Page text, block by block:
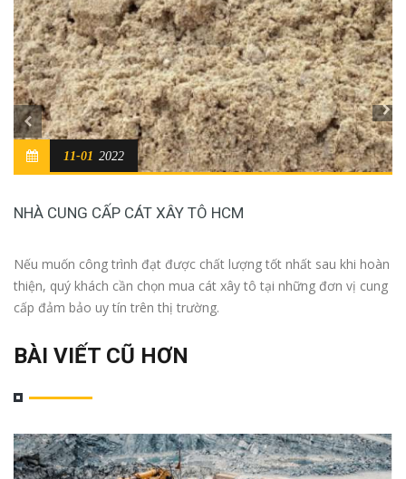
NHÀ CUNG CẤP CÁT XÂY TÔ HCM
11-01 2022
Nếu muốn công trình đạt được chất lượng tốt nhất sau khi hoàn
thiện, quý khách cần chọn mua cát xây tô tại những đơn vị cung
cấp đảm bảo uy tín trên thị trường.
BÀI VIẾT CŨ HƠN